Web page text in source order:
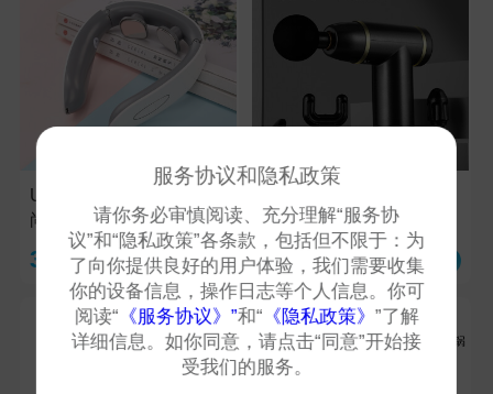
U型颈椎按摩仪（悦
尚）...
399.00 去兑换
SKT...
899.00 去兑换
服务协议和隐私政策
请你务必审慎阅读、充分理解“服务协
议”和“隐私政策”各条款，包括但不限于：为
了向你提供良好的用户体验，我们需要收集
你的设备信息，操作日志等个人信息。你可
阅读“ 《服务协议》”和“ 《隐私政策》 ”了解
详细信息。如你同意，请点击“同意”开始接
受我们的服务。